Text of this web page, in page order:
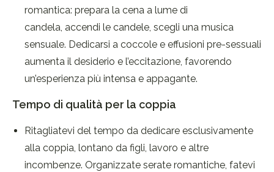
romantica: prepara la cena a lume di
candela, accendi le candele, scegli una musica
sensuale. Dedicarsi a coccole e effusioni pre-sessuali
aumenta il desiderio e l’eccitazione, favorendo
un’esperienza più intensa e appagante.
Tempo di qualità per la coppia
Ritagliatevi del tempo da dedicare esclusivamente
alla coppia, lontano da figli, lavoro e altre
incombenze. Organizzate serate romantiche, fatevi